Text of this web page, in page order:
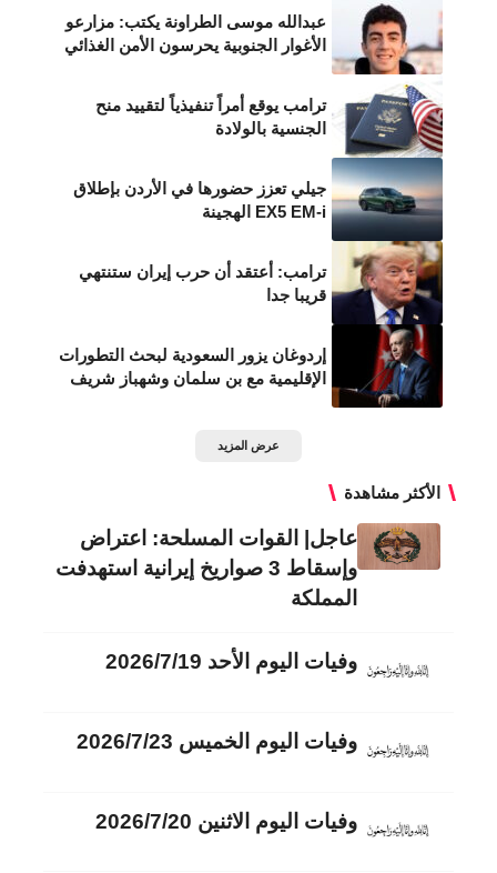
عبدالله موسى الطراونة يكتب: مزارعو
الأغوار الجنوبية يحرسون الأمن الغذائي
ترامب يوقع أمراً تنفيذياً لتقييد منح
الجنسية بالولادة
جيلي تعزز حضورها في الأردن بإطلاق
EX5 EM-i الهجينة
ترامب: أعتقد أن حرب إيران ستنتهي
قريبا جدا
إردوغان يزور السعودية لبحث التطورات
الإقليمية مع بن سلمان وشهباز شريف
عرض المزيد
الأكثر مشاهدة
عاجل| القوات المسلحة: اعتراض
وإسقاط 3 صواريخ إيرانية استهدفت
المملكة
وفيات اليوم الأحد 2026/7/19
وفيات اليوم الخميس 2026/7/23
وفيات اليوم الاثنين 2026/7/20